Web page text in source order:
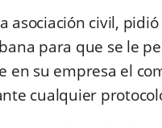
asociación civil,
para que se le
en su empresa el
cualquier